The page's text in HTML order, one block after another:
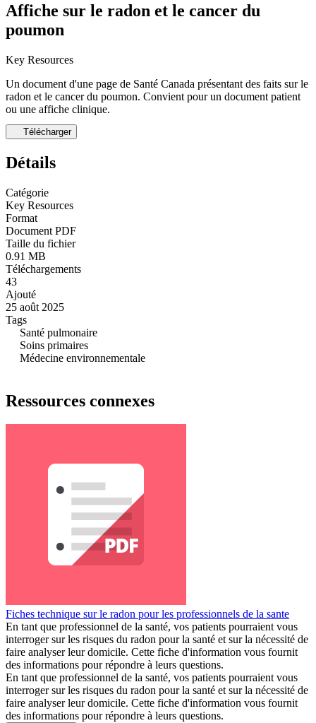
Affiche sur le radon et le cancer du
poumon
Key Resources
Un document d'une page de Santé Canada présentant des faits sur le
radon et le cancer du poumon. Convient pour un document patient
ou une affiche clinique.
Télécharger
Détails
Catégorie
Key Resources
Format
Document PDF
Taille du fichier
0.91 MB
Téléchargements
43
Ajouté
25 août 2025
Tags
Santé pulmonaire
Soins primaires
Médecine environnementale
Ressources connexes
Fiches technique sur le radon pour les professionnels de la sante
En tant que professionnel de la santé, vos patients pourraient vous
interroger sur les risques du radon pour la santé et sur la nécessité de
faire analyser leur domicile. Cette fiche d'information vous fournit
des informations pour répondre à leurs questions.
En tant que professionnel de la santé, vos patients pourraient vous
interroger sur les risques du radon pour la santé et sur la nécessité de
faire analyser leur domicile. Cette fiche d'information vous fournit
des informations pour répondre à leurs questions.